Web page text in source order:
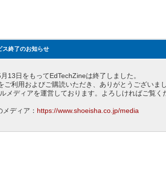
ス終了のお知らせ
13日をもってEdTechZineは終了しました。
ご利用およびご購読いただき、ありがとうございまし
メディアを運営しております。よろしければご覧く
ディア： https://www.shoeisha.co.jp/media